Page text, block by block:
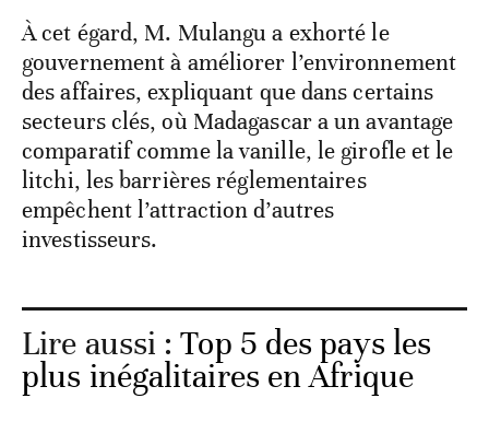
À cet égard, M. Mulangu a exhorté le
gouvernement à améliorer l’environnement
des affaires, expliquant que dans certains
secteurs clés, où Madagascar a un avantage
comparatif comme la vanille, le girofle et le
litchi, les barrières réglementaires
empêchent l’attraction d’autres
investisseurs.
Lire aussi :Top 5 des pays les
plus inégalitaires en Afrique